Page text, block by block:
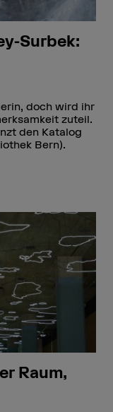
Surbek:
doch wird ihr
zuteil.
den Katalog
Bern).
Raum,